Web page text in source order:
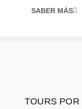
SABER MÁS
TOURS